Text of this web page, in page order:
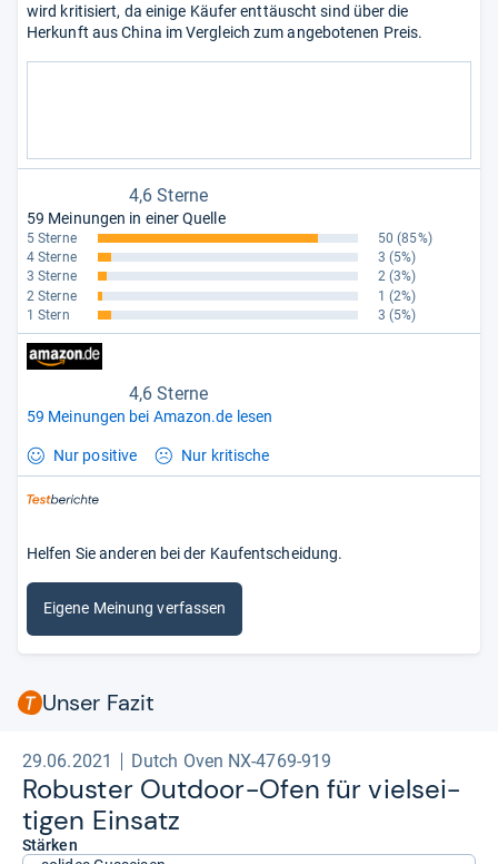
wird kritisiert, da einige Käufer enttäuscht sind über die
Herkunft aus China im Vergleich zum angebotenen Preis.
4,6 Sterne
59 Meinungen in einer Quelle
5 Sterne 50 (85%)
4 Sterne
3 (5%)
3 Sterne
2 (3%)
2 Sterne
1 (2%)
1 Stern
3 (5%)
4,6 Sterne
59 Meinungen bei Amazon.de lesen
Nur positive Nur kritische
Helfen Sie anderen bei der Kaufentscheidung.
Eigene Meinung verfassen
Unser Fazit
29.06.2021 Dutch Oven NX-4769-919
Robus­ter Out­door-​Ofen für viel­sei­
ti­gen Ein­satz
Stärken